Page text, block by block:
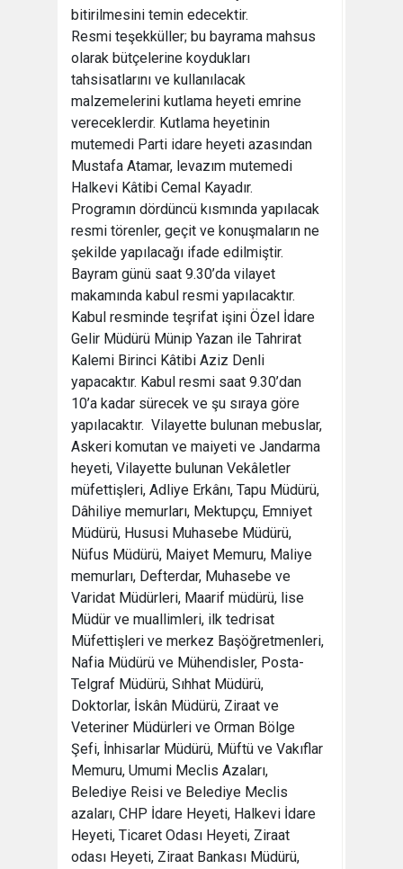
bitirilmesini temin edecektir.
Resmi teşekküller; bu bayrama mahsus
olarak bütçelerine koydukları
tahsisatlarını ve kullanılacak
malzemelerini kutlama heyeti emrine
vereceklerdir. Kutlama heyetinin
mutemedi Parti idare heyeti azasından
Mustafa Atamar, levazım mutemedi
Halkevi Kâtibi Cemal Kayadır.
Programın dördüncü kısmında yapılacak
resmi törenler, geçit ve konuşmaların ne
şekilde yapılacağı ifade edilmiştir.
Bayram günü saat 9.30’da vilayet
makamında kabul resmi yapılacaktır.
Kabul resminde teşrifat işini Özel İdare
Gelir Müdürü Münip Yazan ile Tahrirat
Kalemi Birinci Kâtibi Aziz Denli
yapacaktır. Kabul resmi saat 9.30’dan
10’a kadar sürecek ve şu sıraya göre
yapılacaktır. Vilayette bulunan mebuslar,
Askeri komutan ve maiyeti ve Jandarma
heyeti, Vilayette bulunan Vekâletler
müfettişleri, Adliye Erkânı, Tapu Müdürü,
Dâhiliye memurları, Mektupçu, Emniyet
Müdürü, Hususi Muhasebe Müdürü,
Nüfus Müdürü, Maiyet Memuru, Maliye
memurları, Defterdar, Muhasebe ve
Varidat Müdürleri, Maarif müdürü, lise
Müdür ve muallimleri, ilk tedrisat
Müfettişleri ve merkez Başöğretmenleri,
Nafia Müdürü ve Mühendisler, Posta-
Telgraf Müdürü, Sıhhat Müdürü,
Doktorlar, İskân Müdürü, Ziraat ve
Veteriner Müdürleri ve Orman Bölge
Şefi, İnhisarlar Müdürü, Müftü ve Vakıflar
Memuru, Umumi Meclis Azaları,
Belediye Reisi ve Belediye Meclis
azaları, CHP İdare Heyeti, Halkevi İdare
Heyeti, Ticaret Odası Heyeti, Ziraat
odası Heyeti, Ziraat Bankası Müdürü,